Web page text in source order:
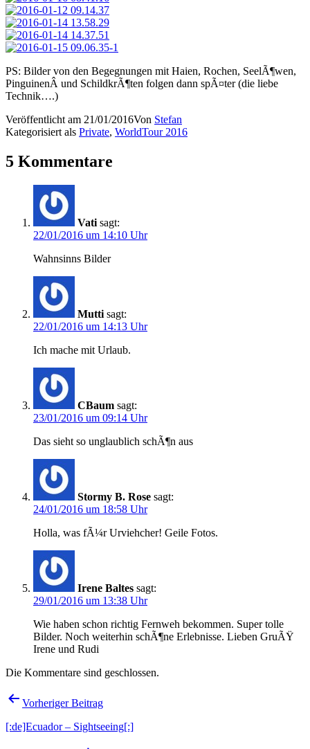
PS: Bilder von den Begegnungen mit Haien, Rochen, SeelÃ¶wen,
PinguinenÂ und SchildkrÃ¶ten folgen dann spÃ¤ter (die liebe
Technik….)
Veröffentlicht am 21/01/2016Von Stefan
Kategorisiert als Private, WorldTour 2016
5 Kommentare
Vati sagt:
22/01/2016 um 14:10 Uhr
Wahnsinns Bilder
Mutti sagt:
22/01/2016 um 14:13 Uhr
Ich mache mit Urlaub.
CBaum sagt:
23/01/2016 um 09:14 Uhr
Das sieht so unglaublich schÃ¶n aus
Stormy B. Rose sagt:
24/01/2016 um 18:58 Uhr
Holla, was fÃ¼r Urviehcher! Geile Fotos.
Irene Baltes sagt:
29/01/2016 um 13:38 Uhr
Wie haben schon richtig Fernweh bekommen. Super tolle
Bilder. Noch weiterhin schÃ¶ne Erlebnisse. Lieben GruÃŸ
Irene und Rudi
Die Kommentare sind geschlossen.
Beitragsnavigation
Vorheriger Beitrag
[:de]Ecuador – Sightseeing[:]